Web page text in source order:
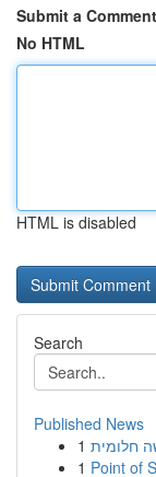
Submit a Comment
No HTML
HTML is disabled
Search
Published News
1 חלומית
1 Point of